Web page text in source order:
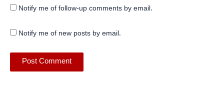
Notify me of follow-up comments by email.
Notify me of new posts by email.